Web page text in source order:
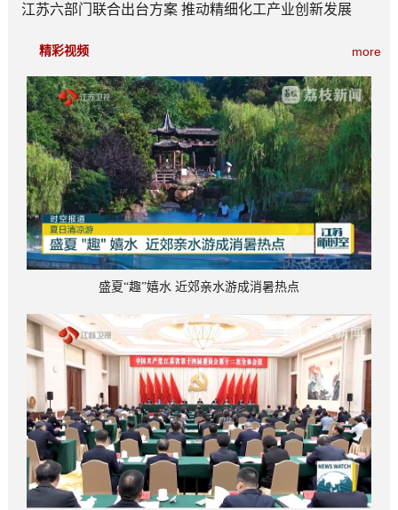
江苏六部门联合出台方案 推动精细化工产业创新发展
more
精彩视频
盛夏“趣”嬉水 近郊亲水游成消暑热点